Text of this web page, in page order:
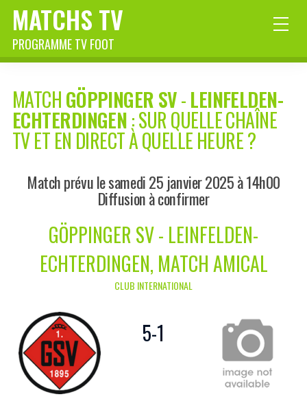
MATCHS TV
PROGRAMME TV FOOT
MATCHGÖPPINGER SV-LEINFELDEN-
ECHTERDINGEN: SUR QUELLE CHAÎNE
TV ET EN DIRECT À QUELLE HEURE ?
Match prévu le samedi 25 janvier 2025 à 14h00
Diffusion à confirmer
GÖPPINGER SV - LEINFELDEN-
ECHTERDINGEN, MATCH AMICAL
CLUB INTERNATIONAL
5-1